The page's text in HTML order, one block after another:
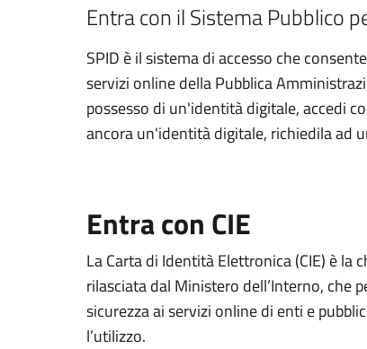
Entra con il Sistema Pubblico
SPID è il sistema di accesso che
servizi online della Pubblica
possesso di un'identità digitale, accedi
ancora un'identità digitale, richiedila ad
Entra con CIE
La Carta di Identità Elettronica (CIE) è la
rilasciata dal Ministero dell’Interno,
sicurezza ai servizi online di enti e
l’utilizzo.